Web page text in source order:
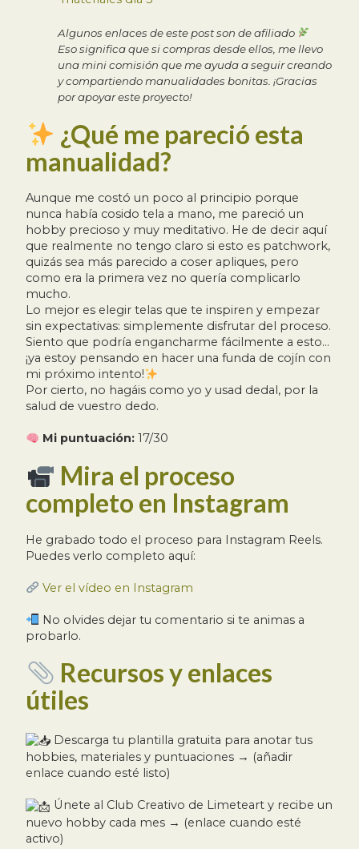
Algunos enlaces de este post son de afiliado
Eso significa que si compras desde ellos, me llevo
una mini comisión que me ayuda a seguir creando
y compartiendo manualidades bonitas. ¡Gracias
por apoyar este proyecto!
¿Qué me pareció esta
manualidad?
Aunque me costó un poco al principio porque
nunca había cosido tela a mano, me pareció un
hobby precioso y muy meditativo. He de decir aquí
que realmente no tengo claro si esto es patchwork,
quizás sea más parecido a coser apliques, pero
como era la primera vez no quería complicarlo
mucho.
Lo mejor es elegir telas que te inspiren y empezar
sin expectativas: simplemente disfrutar del proceso.
Siento que podría engancharme fácilmente a esto…
¡ya estoy pensando en hacer una funda de cojín con
mi próximo intento!
Por cierto, no hagáis como yo y usad dedal, por la
salud de vuestro dedo.
Mi puntuación: 17/30
Mira el proceso
completo en Instagram
He grabado todo el proceso para Instagram Reels.
Puedes verlo completo aquí:
Ver el vídeo en Instagram
No olvides dejar tu comentario si te animas a
probarlo.
Recursos y enlaces
útiles
Descarga tu plantilla gratuita para anotar tus
hobbies, materiales y puntuaciones → (añadir
enlace cuando esté listo)
Únete al Club Creativo de Limeteart y recibe un
nuevo hobby cada mes → (enlace cuando esté
activo)